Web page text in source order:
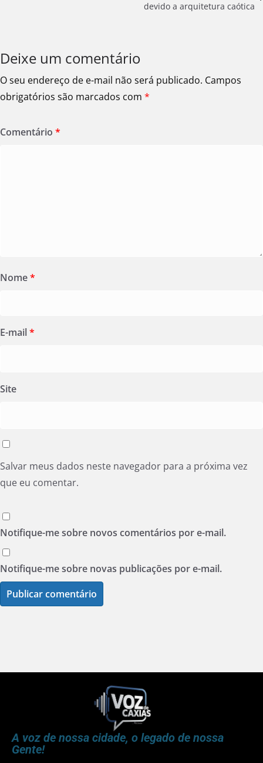
devido a arquitetura caótica
Deixe um comentário
O seu endereço de e-mail não será publicado. Campos
obrigatórios são marcados com *
Comentário *
Nome*
E-mail*
Site
Salvar meus dados neste navegador para a próxima vez
que eu comentar.
Notifique-me sobre novos comentários por e-mail.
Notifique-me sobre novas publicações por e-mail.
A voz de nossa cidade, o legado de nossa
Gente!